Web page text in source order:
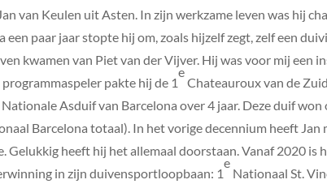
van Keulen uit Asten. In zijn werkzame leven was hij
paar jaar stopte hij om, zoals hijzelf zegt, zelf een
kwamen van Piet van der Vijver. Hij was voor mij een
pakte hij de 1
e
Chateauroux van de
Nationale Asduif van Barcelona over 4 jaar. Deze duif won
Barcelona totaal). In het vorige decennium heeft Jan
Gelukkig heeft hij het allemaal doorstaan. Vanaf 2020 is
in zijn duivensportloopbaan: 1
e
Nationaal St.